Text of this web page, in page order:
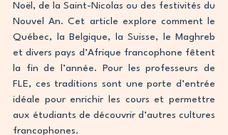
Noël, de la Saint-Nicolas ou des festivités du
Nouvel An. Cet article explore comment le
Québec, la Belgique, la Suisse, le Maghreb
et divers pays d’Afrique francophone fêtent
la fin de l’année. Pour les professeurs de
FLE, ces traditions sont une porte d’entrée
idéale pour enrichir les cours et permettre
aux étudiants de découvrir d’autres cultures
francophones.